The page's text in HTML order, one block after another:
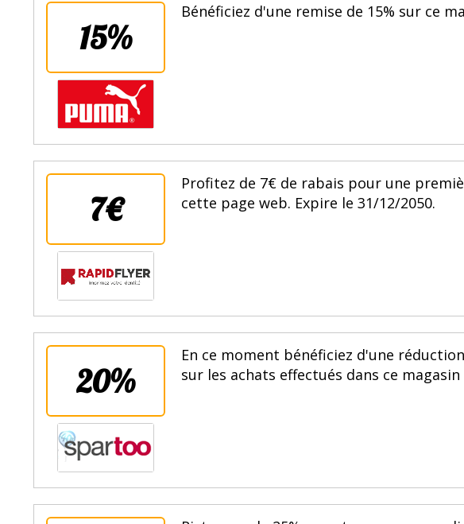
15%
Bénéficiez d'une remise de 15% sur ce
7€
Profitez de 7€ de rabais pour une
cette page web. Expire le 31/12/2050.
20%
En ce moment bénéficiez d'une
sur les achats effectués dans ce